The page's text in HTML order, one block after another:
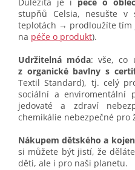
Důležitá je i péče o
stupňů Celsia, nesušte v
teplotách → prodloužíte tím
na péče o produkt).
Udržitelná móda: vše, co
z organické bavlny s
Textil Standard), tj. celý
sociální a enviromentální
jedovaté a zdraví
chemikálie nebezpečné pro
Nákupem dětského a
si můžete být jistí, že
děti, ale i pro naši planetu.